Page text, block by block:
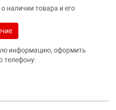
наличии товара и его
информацию, оформить
телефону: